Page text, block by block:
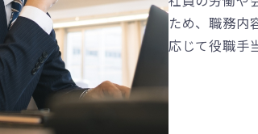
ため、職務内
応じて役職手